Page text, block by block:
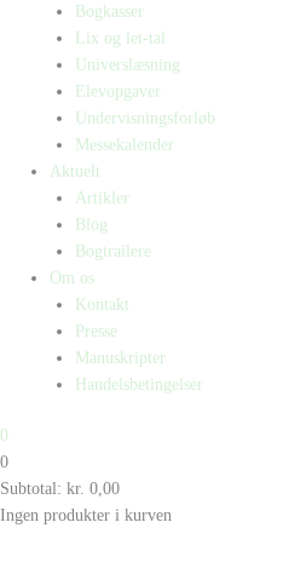
Bogkasser
Lix og let-tal
Universlæsning
Elevopgaver
Undervisningsforløb
Messekalender
Aktuelt
Artikler
Blog
Bogtrailere
Om os
Kontakt
Presse
Manuskripter
Handelsbetingelser
0
0
Subtotal: kr. 0,00
Ingen produkter i kurven